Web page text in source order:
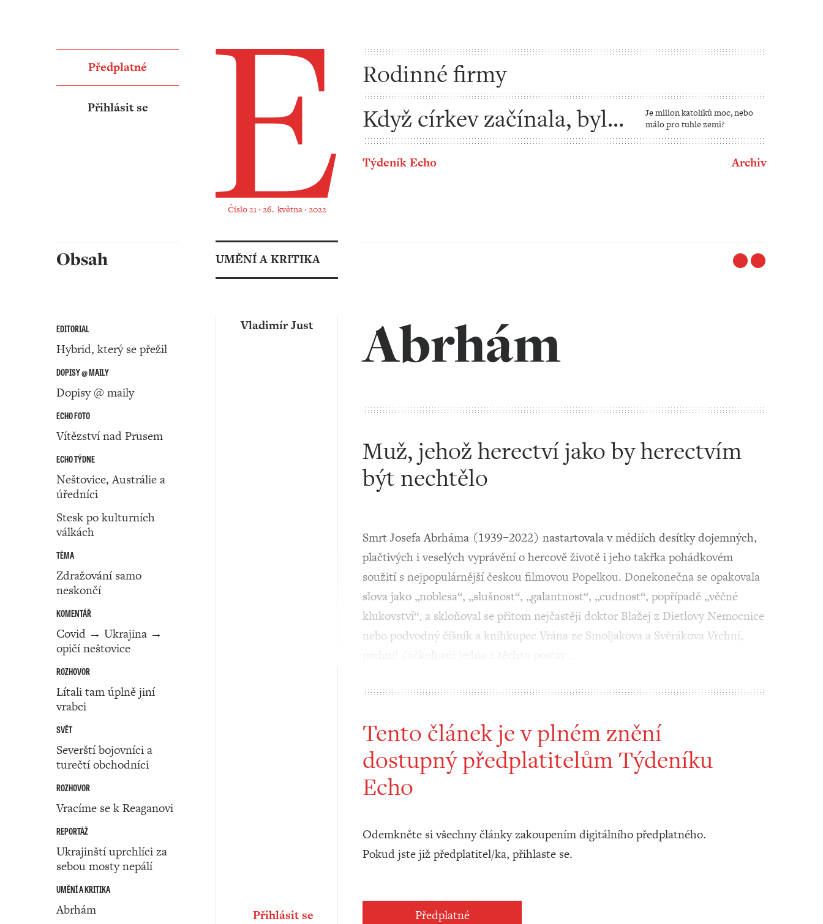
Číslo 21 ‧ 26. května ‧ 2022
Rodinné firmy
Když církev začínala, bylo
jich taky jen pár
Je milion katolíků moc, nebo
málo pro tuhle zemi?
Týdeník Echo Archiv
Předplatné
Přihlásit se
Obsah
EDITORIAL
Hybrid, který se přežil
DOPISY @ MAILY
Dopisy @ maily
ECHO FOTO
Vítězství nad Prusem
ECHO TÝDNE
Neštovice, Austrálie a
úředníci
Stesk po kulturních
válkách
TÉMA
Zdražování samo
neskončí
KOMENTÁŘ
Covid → Ukrajina →
opičí neštovice
ROZHOVOR
Lítali tam úplně jiní
vrabci
SVĚT
Severští bojovníci a
turečtí obchodníci
ROZHOVOR
Vracíme se k Reaganovi
REPORTÁŽ
Ukrajinští uprchlíci za
sebou mosty nepálí
UMĚNÍ A KRITIKA
Abrhám
UMĚNÍ A KRITIKA
Abrhám
Muž, jehož herectví jako by herectvím
být nechtělo
Vladimír Just
Smrt Josefa Abrháma (1939–2022) nastartovala v médiích desítky dojemných,
plačtivých i veselých vyprávění o hercově životě i jeho takřka pohádkovém
soužití s nejpopulárnější českou filmovou Popelkou. Donekonečna se opakovala
slova jako „noblesa“, „slušnost“, „galantnost“, „cudnost“, popřípadě „věčné
klukovství“, a skloňoval se přitom nejčastěji doktor Blažej z Dietlovy Nemocnice
nebo podvodný číšník a knihkupec Vrána ze Smoljakova a Svěrákova Vrchní,
Tento článek je v plném znění
dostupný předplatitelům Týdeníku
Echo
Odemkněte si všechny články zakoupením digitálního předplatného.
Pokud jste již předplatitel/ka, přihlaste se.
Předplatné
Přihlásit se